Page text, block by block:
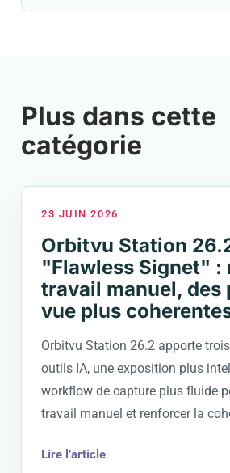
Plus dans cette
catégorie
23 JUIN 2026
Orbitvu Station
"Flawless Signet" :
travail manuel, des
vue plus
Orbitvu Station 26.2 apporte
outils IA, une exposition plus
workflow de capture plus fluide
travail manuel et renforcer la
Lire l’article